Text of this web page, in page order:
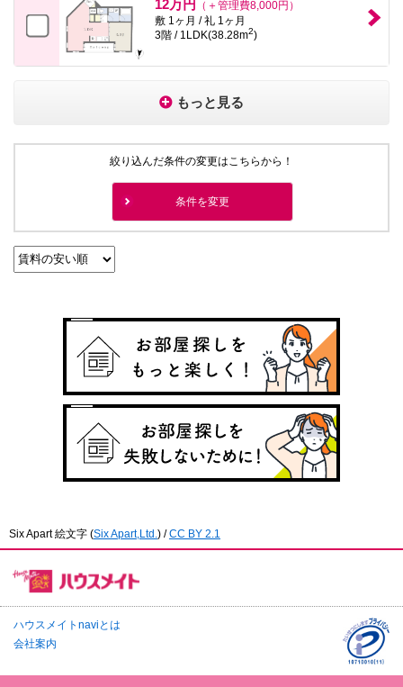
12万円
（＋管理費8,000円）
敷 1ヶ月 / 礼 1ヶ月
3階 / 1LDK(38.28m2)
もっと見る
絞り込んだ条件の変更はこちらから！
条件を変更
Six Apart 絵文字 (Six Apart,Ltd. ) /CC BY 2.1
ハウスメイトnaviとは
会社案内